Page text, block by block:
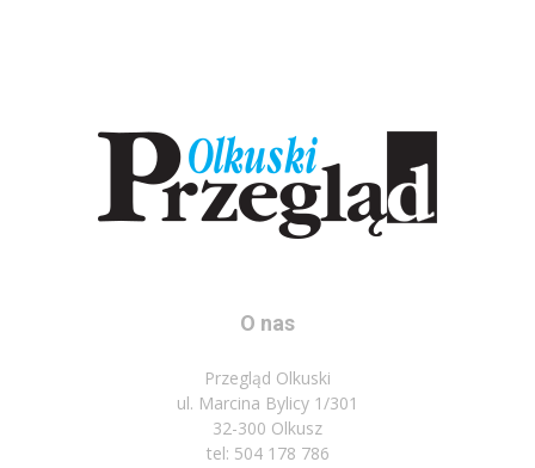
O nas
Przegląd Olkuski
ul. Marcina Bylicy 1/301
32-300 Olkusz
tel: 504 178 786